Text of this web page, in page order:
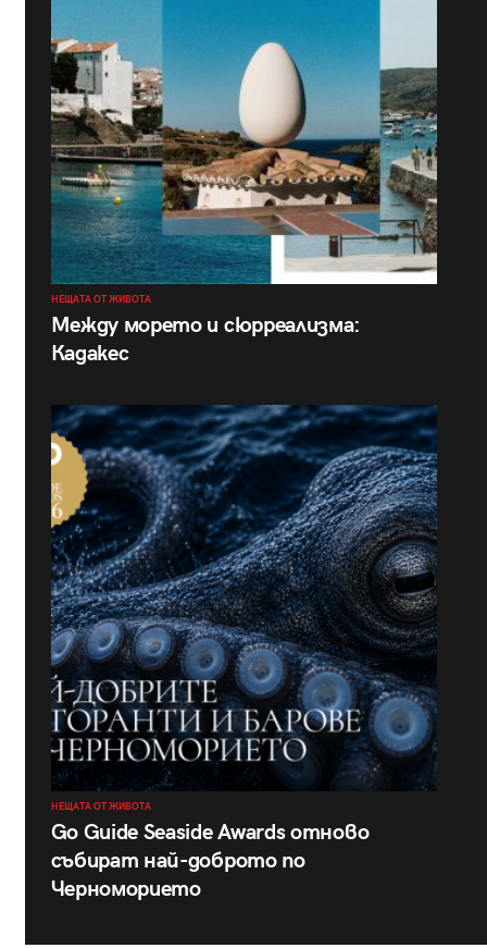
НЕЩАТА ОТ ЖИВОТА
Между морето и сюрреализма:
Кадакес
НЕЩАТА ОТ ЖИВОТА
Go Guide Seaside Awards отново
събират най-доброто по
Черноморието